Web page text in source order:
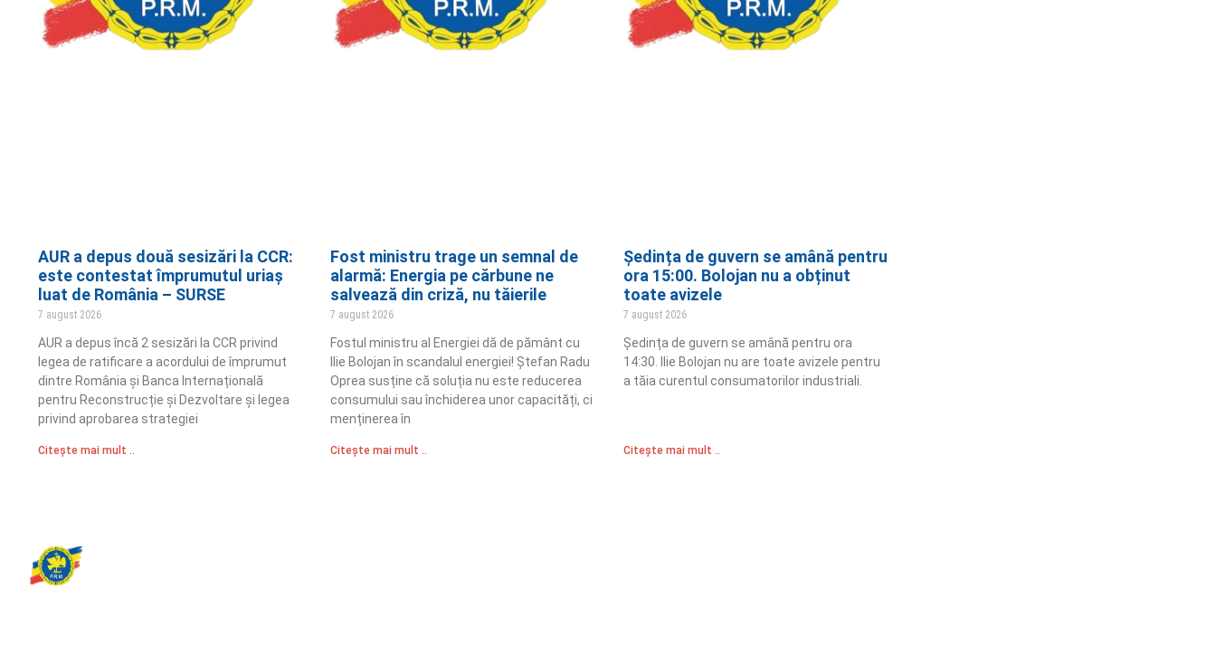
AUR a depus două sesizări la CCR:
este contestat împrumutul uriaș
luat de România – SURSE
7 august 2026
AUR a depus încă 2 sesizări la CCR privind
legea de ratificare a acordului de împrumut
dintre România și Banca Internațională
pentru Reconstrucție și Dezvoltare și legea
privind aprobarea strategiei
Citește mai mult ..
Fost ministru trage un semnal de
alarmă: Energia pe cărbune ne
salvează din criză, nu tăierile
7 august 2026
Fostul ministru al Energiei dă de pământ cu
Ilie Bolojan în scandalul energiei! Ștefan Radu
Oprea susține că soluția nu este reducerea
consumului sau închiderea unor capacități, ci
menținerea în
Citește mai mult ..
Ședința de guvern se amână pentru
ora 15:00. Bolojan nu a obținut
toate avizele
7 august 2026
Ședința de guvern se amână pentru ora
14:30. Ilie Bolojan nu are toate avizele pentru
a tăia curentul consumatorilor industriali.
Citește mai mult ..